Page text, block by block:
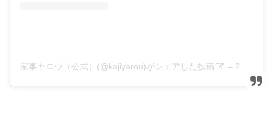
家事ヤロウ（公式）(@kajiyarou)がシェアした投稿 – 2020年 1月月8日午前7時02分PST